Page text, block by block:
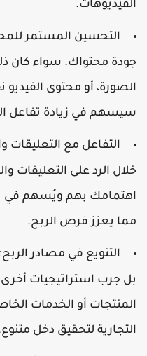
الفيديوهات.
التحسين المستمر
جودة محتواك. سواء كان
الصورة، أو محتوى
سيسهم في زيادة تفاعل
التفاعل مع التعليقات
خلال الرد على التعليقات
اهتمامك بهم ويُسهم في
مما يعزز فرص الربح.
التنويع في مصادر الربح
بل جرب استراتيجيات أخرى
المنتجات أو الخدمات
التجارية لتحقيق دخل